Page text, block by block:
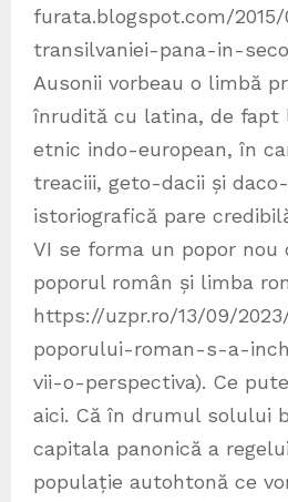
furata.blogspot.com/
transilvaniei-pana-in-
Ausonii vorbeau o limbă
înrudită cu latina, de fapt
etnic indo-european, în
treaciii, geto-dacii și
istoriografică pare
VI se forma un popor nou
poporul român și limba
https://uzpr.ro/13/09/
poporului-roman-s-a-
vii-o-perspectiva). Ce
aici. Că în drumul solului
capitala panonică a
populație autohtonă ce